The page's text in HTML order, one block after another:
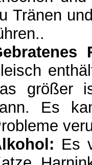
Tränen
größer
Es
Es